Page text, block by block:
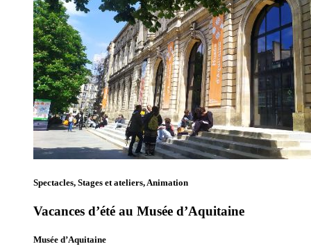
Spectacles, Stages et ateliers, Animation
Vacances d’été au Musée d’Aquitaine
Musée d’Aquitaine